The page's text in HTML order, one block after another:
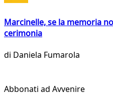
Marcinelle, se la memoria
cerimonia
di Daniela Fumarola
Abbonati ad Avvenire